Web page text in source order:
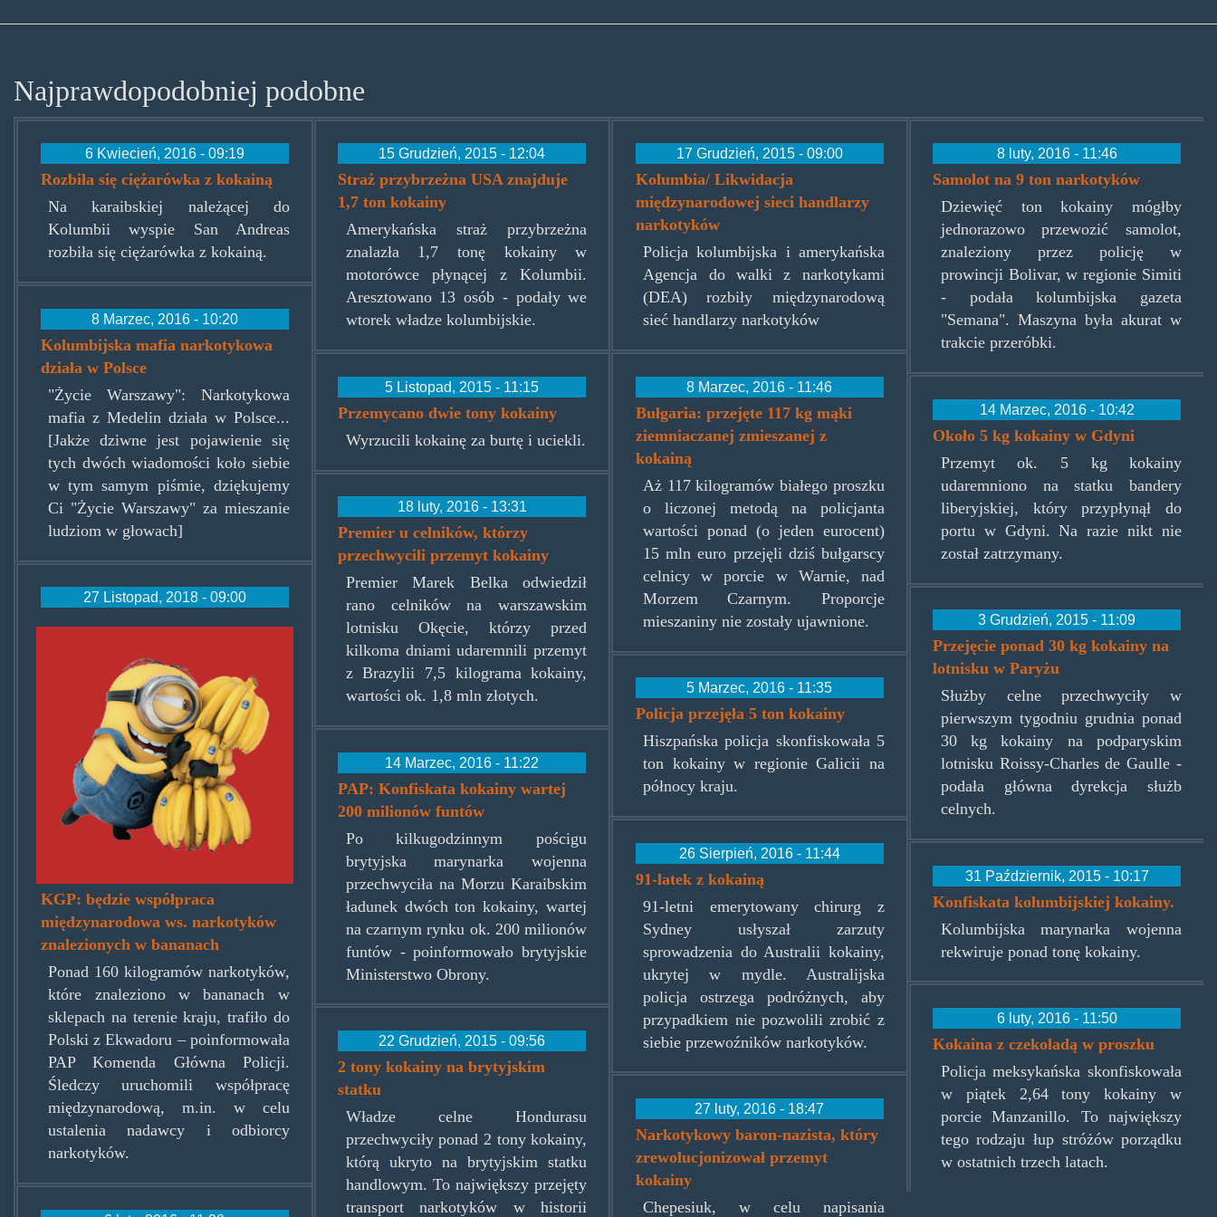
Najprawdopodobniej podobne
6 Kwiecień, 2016 - 09:19
Rozbiła się ciężarówka z kokainą
Na karaibskiej należącej do
Kolumbii wyspie San Andreas
rozbiła się ciężarówka z kokainą.
8 Marzec, 2016 - 10:20
Kolumbijska mafia narkotykowa
działa w Polsce
"Życie Warszawy": Narkotykowa
mafia z Medelin działa w Polsce...
[Jakże dziwne jest pojawienie się
tych dwóch wiadomości koło siebie
w tym samym piśmie, dziękujemy
Ci "Życie Warszawy" za mieszanie
ludziom w głowach]
27 Listopad, 2018 - 09:00
KGP: będzie współpraca
międzynarodowa ws. narkotyków
znalezionych w bananach
Ponad 160 kilogramów narkotyków,
które znaleziono w bananach w
sklepach na terenie kraju, trafiło do
Polski z Ekwadoru – poinformowała
PAP Komenda Główna Policji.
Śledczy uruchomili współpracę
międzynarodową, m.in. w celu
ustalenia nadawcy i odbiorcy
narkotyków.
15 Grudzień, 2015 - 12:04
Straż przybrzeżna USA znajduje
1,7 ton kokainy
Amerykańska straż przybrzeżna
znalazła 1,7 tonę kokainy w
motorówce płynącej z Kolumbii.
Aresztowano 13 osób - podały we
wtorek władze kolumbijskie.
5 Listopad, 2015 - 11:15
Przemycano dwie tony kokainy
Wyrzucili kokainę za burtę i uciekli.
18 luty, 2016 - 13:31
Premier u celników, którzy
przechwycili przemyt kokainy
Premier Marek Belka odwiedził
rano celników na warszawskim
lotnisku Okęcie, którzy przed
kilkoma dniami udaremnili przemyt
z Brazylii 7,5 kilograma kokainy,
wartości ok. 1,8 mln złotych.
14 Marzec, 2016 - 11:22
PAP: Konfiskata kokainy wartej
200 milionów funtów
Po kilkugodzinnym pościgu
brytyjska marynarka wojenna
przechwyciła na Morzu Karaibskim
ładunek dwóch ton kokainy, wartej
na czarnym rynku ok. 200 milionów
funtów - poinformowało brytyjskie
Ministerstwo Obrony.
22 Grudzień, 2015 - 09:56
2 tony kokainy na brytyjskim
statku
Władze celne Hondurasu
przechwyciły ponad 2 tony kokainy,
którą ukryto na brytyjskim statku
handlowym. To największy przejęty
transport narkotyków w historii
17 Grudzień, 2015 - 09:00
Kolumbia/ Likwidacja
międzynarodowej sieci handlarzy
narkotyków
Policja kolumbijska i amerykańska
Agencja do walki z narkotykami
(DEA) rozbiły międzynarodową
sieć handlarzy narkotyków
8 Marzec, 2016 - 11:46
Bułgaria: przejęte 117 kg mąki
ziemniaczanej zmieszanej z
kokainą
Aż 117 kilogramów białego proszku
o liczonej metodą na policjanta
wartości ponad (o jeden eurocent)
15 mln euro przejęli dziś bułgarscy
celnicy w porcie w Warnie, nad
Morzem Czarnym. Proporcje
mieszaniny nie zostały ujawnione.
5 Marzec, 2016 - 11:35
Policja przejęła 5 ton kokainy
Hiszpańska policja skonfiskowała 5
ton kokainy w regionie Galicii na
północy kraju.
26 Sierpień, 2016 - 11:44
91-latek z kokainą
91-letni emerytowany chirurg z
Sydney usłyszał zarzuty
sprowadzenia do Australii kokainy,
ukrytej w mydle. Australijska
policja ostrzega podróżnych, aby
przypadkiem nie pozwolili zrobić z
siebie przewoźników narkotyków.
27 luty, 2016 - 18:47
Narkotykowy baron-nazista, który
zrewolucjonizował przemyt
kokainy
Chepesiuk, w celu napisania
8 luty, 2016 - 11:46
Samolot na 9 ton narkotyków
Dziewięć ton kokainy mógłby
jednorazowo przewozić samolot,
znaleziony przez policję w
prowincji Bolivar, w regionie Simiti
- podała kolumbijska gazeta
"Semana". Maszyna była akurat w
trakcie przeróbki.
14 Marzec, 2016 - 10:42
Około 5 kg kokainy w Gdyni
Przemyt ok. 5 kg kokainy
udaremniono na statku bandery
liberyjskiej, który przypłynął do
portu w Gdyni. Na razie nikt nie
został zatrzymany.
3 Grudzień, 2015 - 11:09
Przejęcie ponad 30 kg kokainy na
lotnisku w Paryżu
Służby celne przechwyciły w
pierwszym tygodniu grudnia ponad
30 kg kokainy na podparyskim
lotnisku Roissy-Charles de Gaulle -
podała główna dyrekcja służb
celnych.
31 Październik, 2015 - 10:17
Konfiskata kolumbijskiej kokainy.
Kolumbijska marynarka wojenna
rekwiruje ponad tonę kokainy.
6 luty, 2016 - 11:50
Kokaina z czekoladą w proszku
Policja meksykańska skonfiskowała
w piątek 2,64 tony kokainy w
porcie Manzanillo. To największy
tego rodzaju łup stróżów porządku
w ostatnich trzech latach.